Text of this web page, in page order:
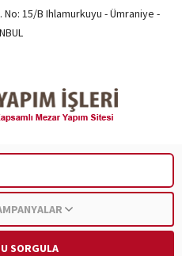
No: 15/B Ihlamurkuyu - Ümraniye -
SORGULA